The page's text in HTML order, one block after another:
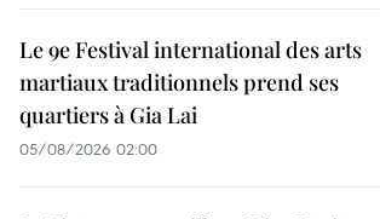
Le 9e Festival international des arts
martiaux traditionnels prend ses
quartiers à Gia Lai
05/08/2026 02:00